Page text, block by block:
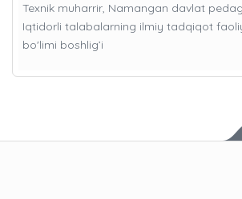
Texnik muharrir, Namangan davlat
Iqtidorli talabalarning ilmiy tadqiqot
bo'limi boshlig’i